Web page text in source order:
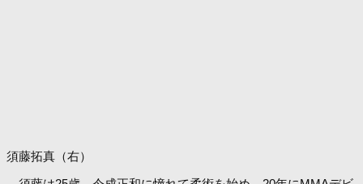
須藤拓真（右）